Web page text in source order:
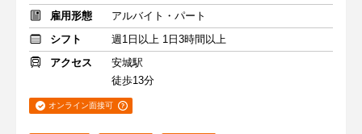
雇用形態
アルバイト・パート
シフト
週1日以上 1日3時間以上
アクセス
安城駅
徒歩13分
オンライン面接可